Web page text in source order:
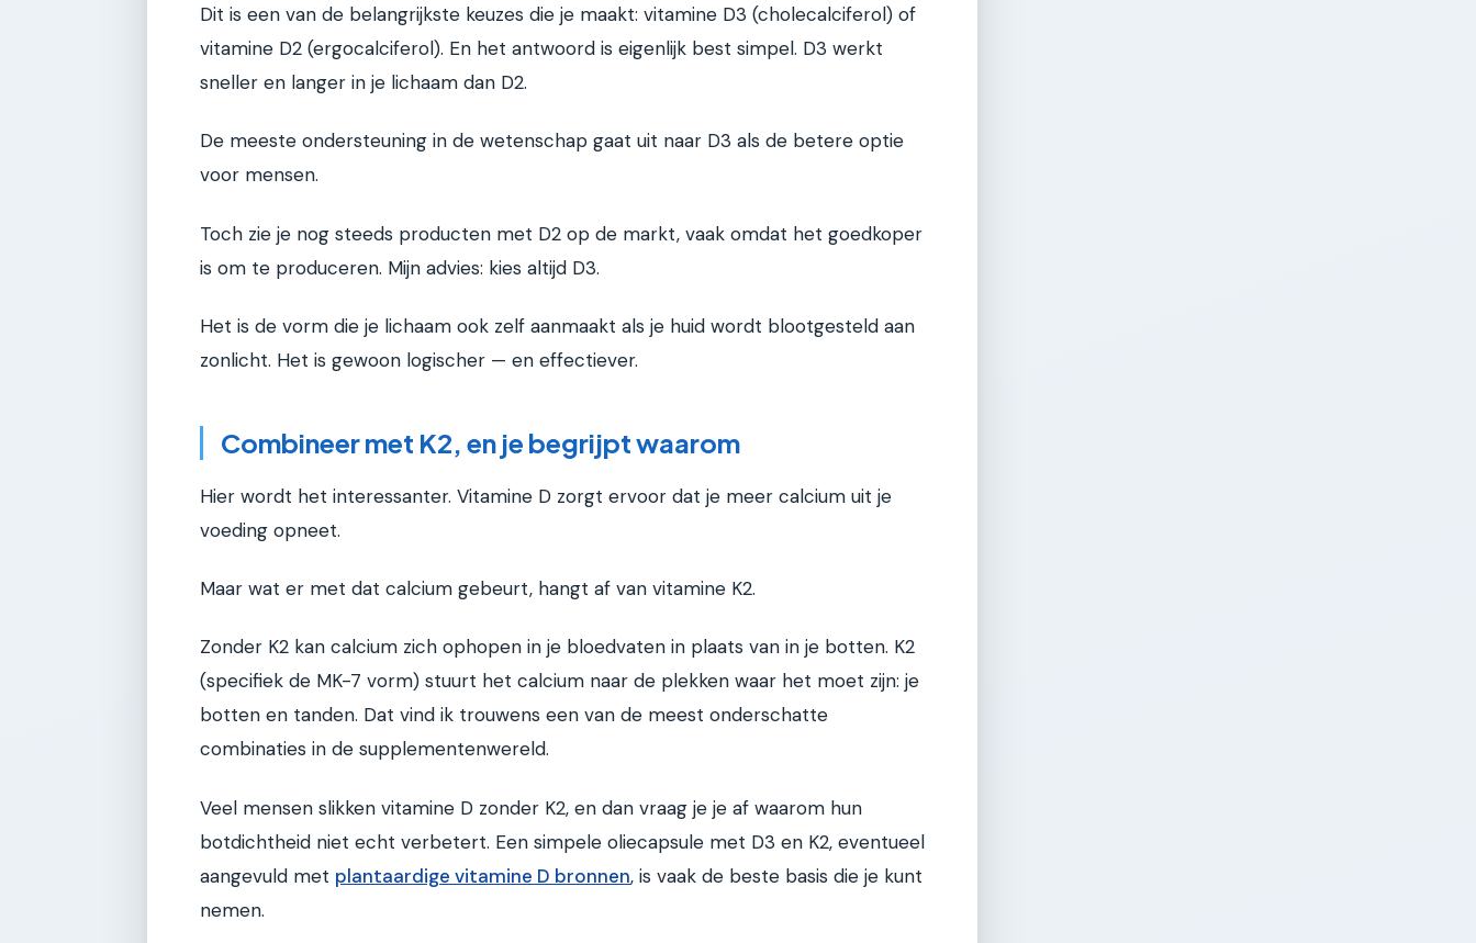
Dit is een van de belangrijkste keuzes die je maakt: vitamine D3 (cholecalciferol) of
vitamine D2 (ergocalciferol). En het antwoord is eigenlijk best simpel. D3 werkt
sneller en langer in je lichaam dan D2.
De meeste ondersteuning in de wetenschap gaat uit naar D3 als de betere optie
voor mensen.
Toch zie je nog steeds producten met D2 op de markt, vaak omdat het goedkoper
is om te produceren. Mijn advies: kies altijd D3.
Het is de vorm die je lichaam ook zelf aanmaakt als je huid wordt blootgesteld aan
zonlicht. Het is gewoon logischer — en effectiever.
Combineer met K2, en je begrijpt waarom
Hier wordt het interessanter. Vitamine D zorgt ervoor dat je meer calcium uit je
voeding opneet.
Maar wat er met dat calcium gebeurt, hangt af van vitamine K2.
Zonder K2 kan calcium zich ophopen in je bloedvaten in plaats van in je botten. K2
(specifiek de MK-7 vorm) stuurt het calcium naar de plekken waar het moet zijn: je
botten en tanden. Dat vind ik trouwens een van de meest onderschatte
combinaties in de supplementenwereld.
Veel mensen slikken vitamine D zonder K2, en dan vraag je je af waarom hun
botdichtheid niet echt verbetert. Een simpele oliecapsule met D3 en K2, eventueel
aangevuld met plantaardige vitamine D bronnen, is vaak de beste basis die je kunt
nemen.